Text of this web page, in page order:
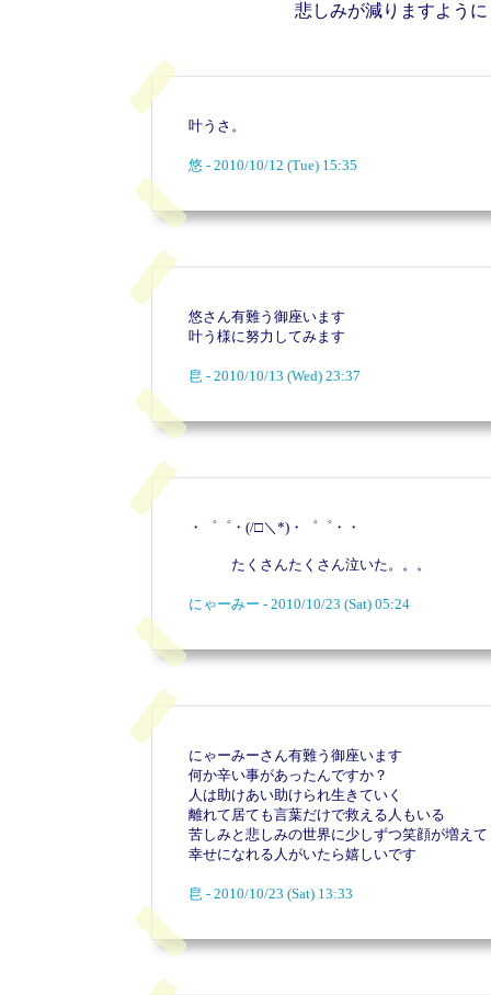
悲しみが減りますように
叶うさ。
悠 - 2010/10/12 (Tue) 15:35
悠さん有難う御座います
叶う様に努力してみます
皀 - 2010/10/13 (Wed) 23:37
・゜゜・(/□＼*)・゜゜・・
たくさんたくさん泣いた。。。
にゃーみー - 2010/10/23 (Sat) 05:24
にゃーみーさん有難う御座います
何か辛い事があったんですか？
人は助けあい助けられ生きていく
離れて居ても言葉だけで救える人もいる
苦しみと悲しみの世界に少しずつ笑顔が増えて
幸せになれる人がいたら嬉しいです
皀 - 2010/10/23 (Sat) 13:33